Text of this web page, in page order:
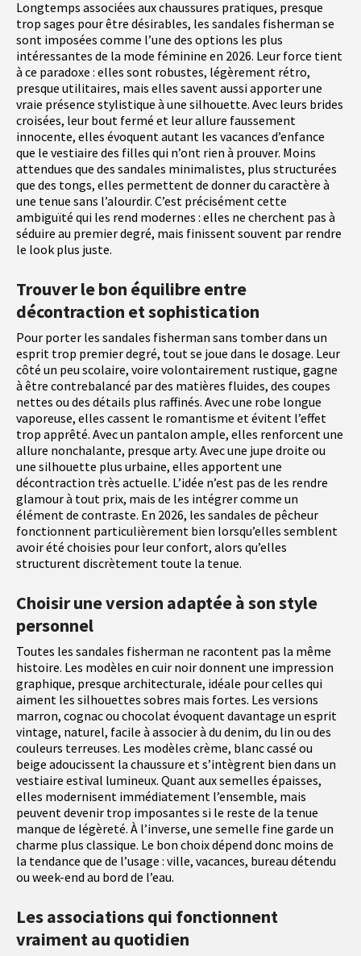
Longtemps associées aux chaussures pratiques, presque
trop sages pour être désirables, les sandales fisherman se
sont imposées comme l’une des options les plus
intéressantes de la mode féminine en 2026. Leur force tient
à ce paradoxe : elles sont robustes, légèrement rétro,
presque utilitaires, mais elles savent aussi apporter une
vraie présence stylistique à une silhouette. Avec leurs brides
croisées, leur bout fermé et leur allure faussement
innocente, elles évoquent autant les vacances d’enfance
que le vestiaire des filles qui n’ont rien à prouver. Moins
attendues que des sandales minimalistes, plus structurées
que des tongs, elles permettent de donner du caractère à
une tenue sans l’alourdir. C’est précisément cette
ambiguïté qui les rend modernes : elles ne cherchent pas à
séduire au premier degré, mais finissent souvent par rendre
le look plus juste.
Trouver le bon équilibre entre
décontraction et sophistication
Pour porter les sandales fisherman sans tomber dans un
esprit trop premier degré, tout se joue dans le dosage. Leur
côté un peu scolaire, voire volontairement rustique, gagne
à être contrebalancé par des matières fluides, des coupes
nettes ou des détails plus raffinés. Avec une robe longue
vaporeuse, elles cassent le romantisme et évitent l’effet
trop apprêté. Avec un pantalon ample, elles renforcent une
allure nonchalante, presque arty. Avec une jupe droite ou
une silhouette plus urbaine, elles apportent une
décontraction très actuelle. L’idée n’est pas de les rendre
glamour à tout prix, mais de les intégrer comme un
élément de contraste. En 2026, les sandales de pêcheur
fonctionnent particulièrement bien lorsqu’elles semblent
avoir été choisies pour leur confort, alors qu’elles
structurent discrètement toute la tenue.
Choisir une version adaptée à son style
personnel
Toutes les sandales fisherman ne racontent pas la même
histoire. Les modèles en cuir noir donnent une impression
graphique, presque architecturale, idéale pour celles qui
aiment les silhouettes sobres mais fortes. Les versions
marron, cognac ou chocolat évoquent davantage un esprit
vintage, naturel, facile à associer à du denim, du lin ou des
couleurs terreuses. Les modèles crème, blanc cassé ou
beige adoucissent la chaussure et s’intègrent bien dans un
vestiaire estival lumineux. Quant aux semelles épaisses,
elles modernisent immédiatement l’ensemble, mais
peuvent devenir trop imposantes si le reste de la tenue
manque de légèreté. À l’inverse, une semelle fine garde un
charme plus classique. Le bon choix dépend donc moins de
la tendance que de l’usage : ville, vacances, bureau détendu
ou week-end au bord de l’eau.
Les associations qui fonctionnent
vraiment au quotidien